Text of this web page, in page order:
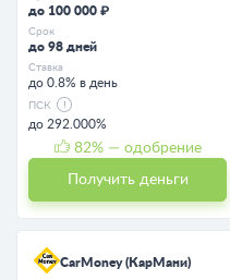
до 100 000 ₽
Срок
до 98 дней
Ставка
до 0.8% в день
ПСК
до 292.000%
82% — одобрение
Получить деньги
CarMoney (КарМани)